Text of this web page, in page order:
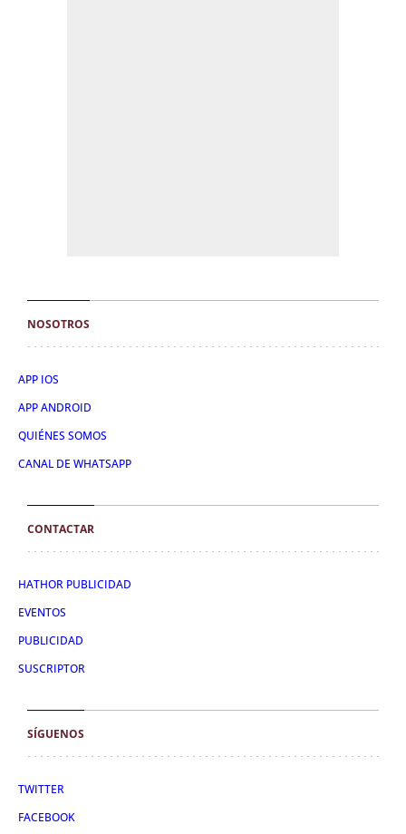
NOSOTROS
APP IOS
APP ANDROID
QUIÉNES SOMOS
CANAL DE WHATSAPP
CONTACTAR
HATHOR PUBLICIDAD
EVENTOS
PUBLICIDAD
SUSCRIPTOR
SÍGUENOS
TWITTER
FACEBOOK